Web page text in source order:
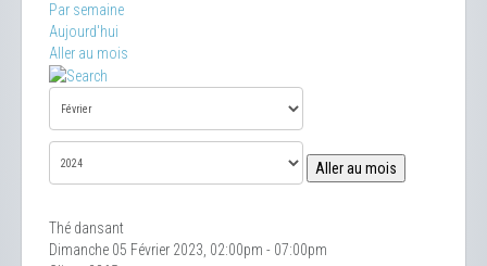
Par semaine
Aujourd'hui
Aller au mois
Aller au mois
Thé dansant
Dimanche 05 Février 2023, 02:00pm - 07:00pm